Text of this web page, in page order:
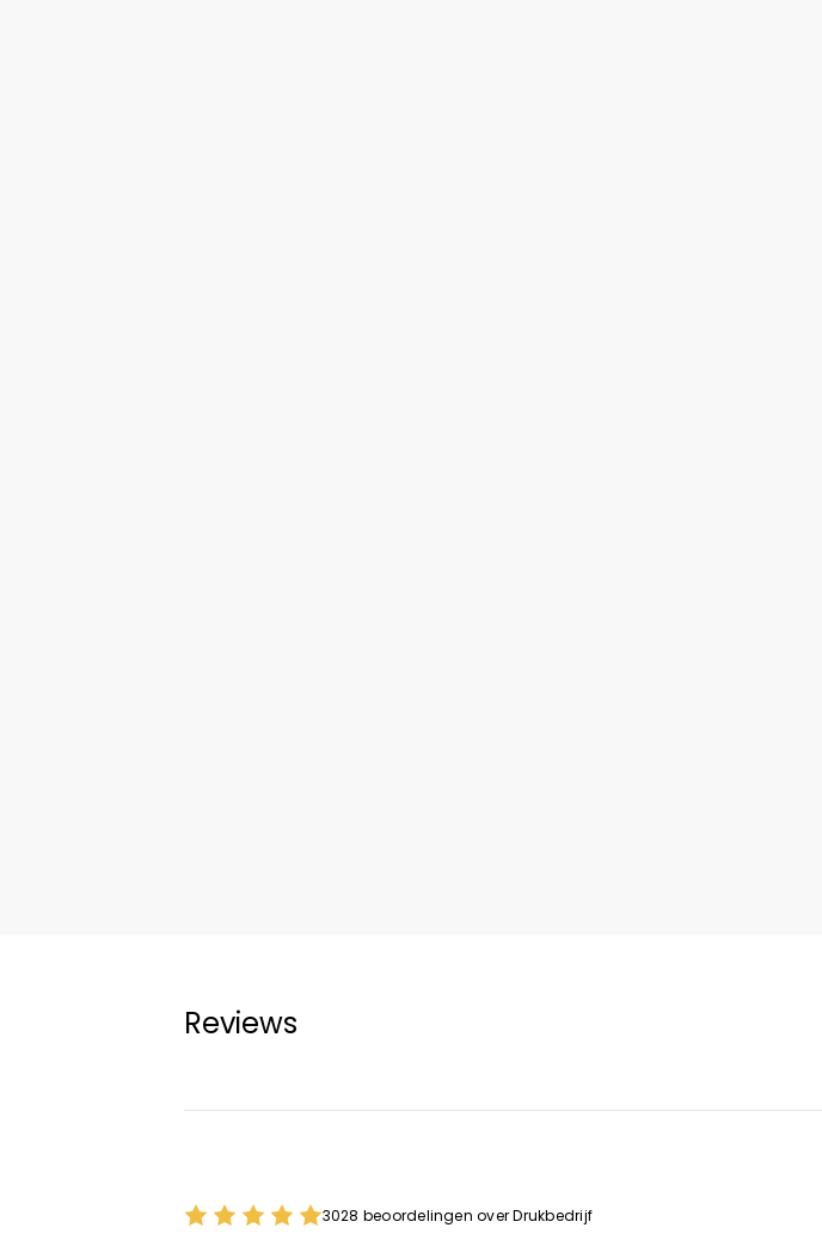
Reviews
3028 beoordelingen over Drukbedrijf